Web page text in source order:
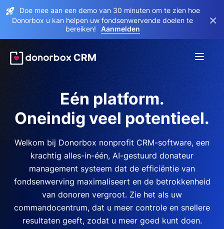
Doe mee aan een demo van 30 minuten om te zien hoe
Donorbox u kan helpen uw fondsenwervende doelen te
bereiken!
Aanmelden
×
Eén platform.
Oneindig veel potentieel.
Welkom bij Donorbox nonprofit CRM-software, een
krachtig alles-in-één, AI-gestuurd donateur
management systeem dat de efficiëntie van
fondsenwerving maximaliseert en de betrokkenheid
van donoren vergroot. Zie het als uw
commandocentrum, dat u meer controle en snellere
resultaten geeft, zodat u meer goed kunt doen.